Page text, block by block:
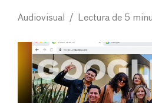
Audiovisual / Lectura de 5